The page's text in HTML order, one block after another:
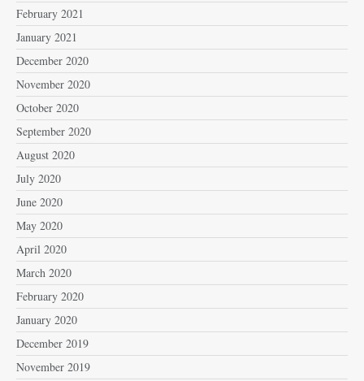
February 2021
January 2021
December 2020
November 2020
October 2020
September 2020
August 2020
July 2020
June 2020
May 2020
April 2020
March 2020
February 2020
January 2020
December 2019
November 2019